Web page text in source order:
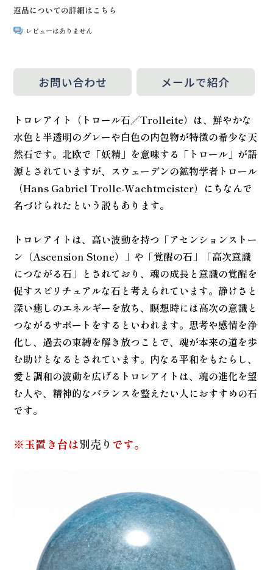
返品についての詳細はこちら
レビューはありません
トロレアイト（トロール石／Trolleite）は、鮮やかな
水色と半透明のグレーや白色の内包物が特徴の希少な天
然石です。北欧で「妖精」を意味する「トロール」が語
源とされていますが、スウェーデンの鉱物学者トロール
（Hans Gabriel Trolle-Wachtmeister）にちなんで
名づけられたという説もあります。
トロレアイトは、高い波動を持つ「アセンションストー
ン（Ascension Stone）」や「覚醒の石」「高次意識
につながる石」とされており、魂の成長と意識の覚醒を
促すスピリチュアルな石と考えられています。静けさと
深い癒しのエネルギーを放ち、瞑想時には高次の意識と
つながるサポートをするといわれます。思考や感情を浄
化し、過去の束縛を解き放つことで、魂が本来の道を歩
む助けとなるとされています。内なる平和をもたらし、
愛と調和の波動を広げるトロレアイトは、魂の進化を望
む人や、精神的なバランスを整えたい人におすすめの石
です。
※玉置き台は別売り です。